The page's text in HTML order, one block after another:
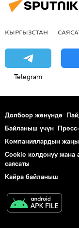
КЫРГЫЗСТАН
Telegram
Долбоор жөнүндө
Байланыш үчүн
Компаниялардын
Cookie колдонуу жана
саясаты
Кайра байланыш